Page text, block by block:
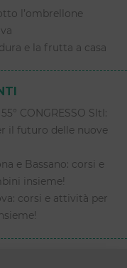
l’ombrellone
e la frutta a casa
CONGRESSO SItI:
il futuro delle nuove
e Bassano: corsi e
insieme!
corsi e attività per